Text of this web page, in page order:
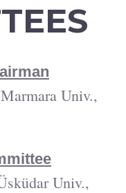
Univ.,
Univ.,